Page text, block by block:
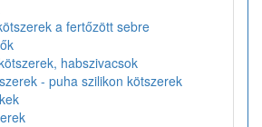
a fertőzött sebre
habszivacsok
- puha szilikon kötszerek